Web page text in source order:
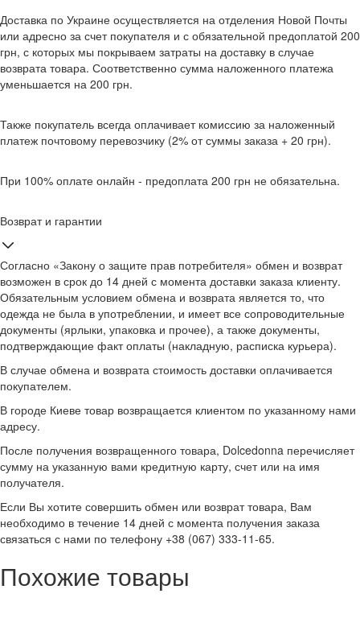
Доставка по Украине осуществляется на отделения Новой Почты
или адресно за счет покупателя и с обязательной предоплатой 200
грн, с которых мы покрываем затраты на доставку в случае
возврата товара. Соответственно сумма наложенного платежа
уменьшается на 200 грн.
Также покупатель всегда оплачивает комиссию за наложенный
платеж почтовому перевозчику (2% от суммы заказа + 20 грн).
При 100% оплате онлайн - предоплата 200 грн не обязательна.
Возврат и гарантии
Согласно «Закону о защите прав потребителя» обмен и возврат
возможен в срок до 14 дней с момента доставки заказа клиенту.
Обязательным условием обмена и возврата является то, что
одежда не была в употреблении, и имеет все сопроводительные
документы (ярлыки, упаковка и прочее), а также документы,
подтверждающие факт оплаты (накладную, расписка курьера).
В случае обмена и возврата стоимость доставки оплачивается
покупателем.
В городе Киеве товар возвращается клиентом по указанному нами
адресу.
После получения возвращенного товара, Dolcedonna перечисляет
сумму на указанную вами кредитную карту, счет или на имя
получателя.
Если Вы хотите совершить обмен или возврат товара, Вам
необходимо в течение 14 дней с момента получения заказа
связаться с нами по телефону +38 (067) 333-11-65.
Похожие товары